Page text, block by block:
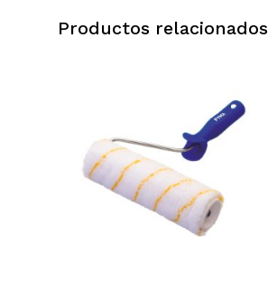
No hay productos
Productos relacionados